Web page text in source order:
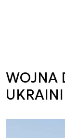
WOJNA